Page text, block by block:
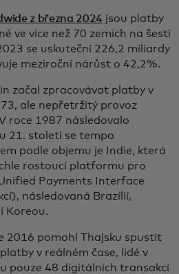
z března 2024 jsou platby
ve více než 70 zemích na šesti
se uskuteční 226,2 miliardy
meziroční nárůst o 42,2%.
začal zpracovávat platby v
ale nepřetržitý provoz
roce 1987 následovalo
21. století se tempo
podle objemu je Indie, která
rostoucí platformu pro
Payments Interface
následovaná Brazílií,
Koreou.
2016 pomohl Thajsku spustit
v reálném čase, lidé v
pouze 48 digitálních transakcí